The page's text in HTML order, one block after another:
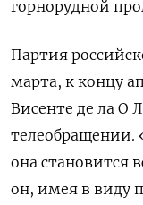
горнорудной
Партия
марта, к концу
Висенте де ла О
телеобращении.
она становится
он, имея в виду